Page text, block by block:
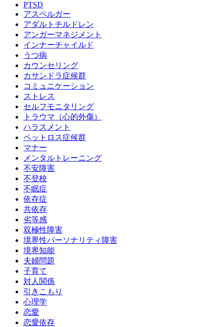
PTSD
アスペルガー
アダルトチルドレン
アンガーマネジメント
インナーチャイルド
うつ病
カウンセリング
カサンドラ症候群
コミュニケーション
ストレス
セルフモニタリング
トラウマ（心的外傷）
ハラスメント
ペットロス症候群
マナー
メンタルトレーニング
不安障害
不登校
不眠症
依存症
共依存
劣等感
双極性障害
境界性パーソナリティ障害
境界知能
夫婦問題
子育て
対人関係
引きこもり
心理学
恋愛
恋愛依存